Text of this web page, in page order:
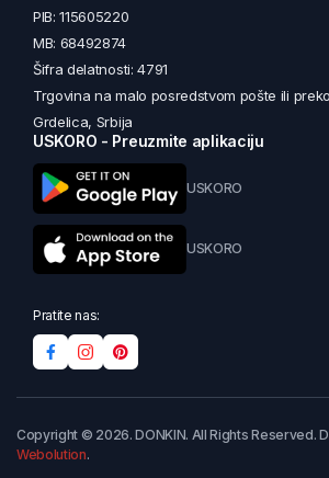
PIB: 115605220
MB: 68492874
Šifra delatnosti: 4791
Trgovina na malo posredstvom pošte ili
Grdelica, Srbija
USKORO - Preuzmite aplikaciju
USKORO
USKORO
Pratite nas:
Copyright © 2026. DONKIN. All Rights Reserved.
Webolution.